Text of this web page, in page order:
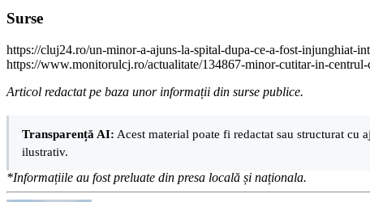
Surse
https://cluj24.ro/un-minor-a-ajuns-la-spital-dupa-ce-a-fost-injunghiat-
https://www.monitorulcj.ro/actualitate/134867-minor-cutitar-in-
Articol redactat pe baza unor informații din surse publice.
Transparență AI: Acest material poate fi redactat sau structurat
ilustrativ.
*Informațiile au fost preluate din presa locală și naționala.